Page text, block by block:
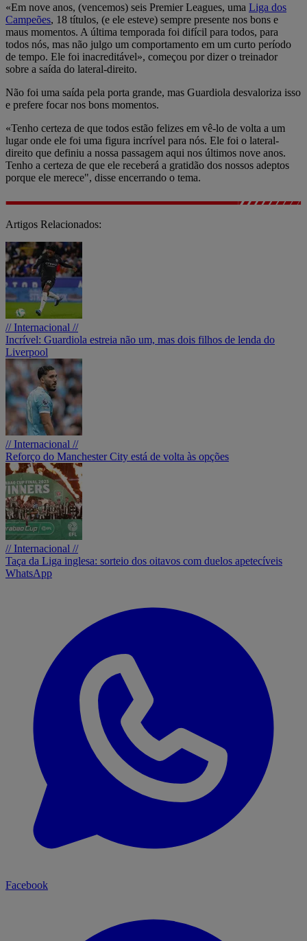
«Em nove anos, (vencemos) seis Premier Leagues, uma Liga dos
Campeões, 18 títulos, (e ele esteve) sempre presente nos bons e
maus momentos. A última temporada foi difícil para todos, para
todos nós, mas não julgo um comportamento em um curto período
de tempo. Ele foi inacreditável», começou por dizer o treinador
sobre a saída do lateral-direito.
Não foi uma saída pela porta grande, mas Guardiola desvaloriza isso
e prefere focar nos bons momentos.
«Tenho certeza de que todos estão felizes em vê-lo de volta a um
lugar onde ele foi uma figura incrível para nós. Ele foi o lateral-
direito que definiu a nossa passagem aqui nos últimos nove anos.
Tenho a certeza de que ele receberá a gratidão dos nossos adeptos
porque ele merece", disse encerrando o tema.
Artigos Relacionados:
// Internacional //
Incrível: Guardiola estreia não um, mas dois filhos de lenda do
Liverpool
// Internacional //
Reforço do Manchester City está de volta às opções
// Internacional //
Taça da Liga inglesa: sorteio dos oitavos com duelos apetecíveis
WhatsApp
Facebook